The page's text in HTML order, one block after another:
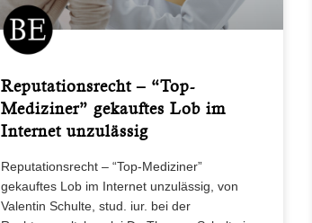
Reputationsrecht – “Top-
Mediziner” gekauftes Lob im
Internet unzulässig
Reputationsrecht – “Top-Mediziner”
gekauftes Lob im Internet unzulässig, von
Valentin Schulte, stud. iur. bei der